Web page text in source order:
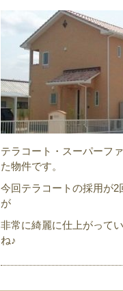
テラコート・スーパーフ
た物件です。
今回テラコートの採用が
が
非常に綺麗に仕上がって
ね♪